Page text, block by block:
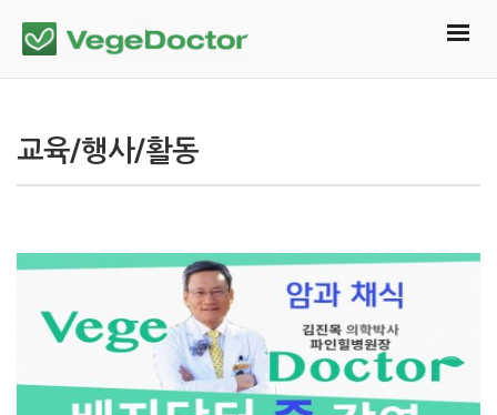
교육/행사/활동